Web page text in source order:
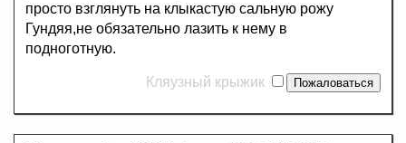
просто взглянуть на клыкастую сальную рожу
Гундяя,не обязательно лазить к нему в
подноготную.
Кляузный крыжик